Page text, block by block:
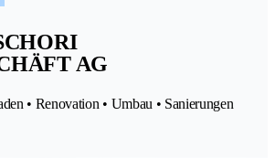
AG
• Renovation • Umbau • Sanierungen